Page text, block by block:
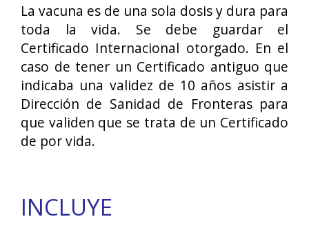
La vacuna es de una sola dosis y dura para
toda la vida. Se debe guardar el
Certificado Internacional otorgado. En el
caso de tener un Certificado antiguo que
indicaba una validez de 10 años asistir a
Dirección de Sanidad de Fronteras para
que validen que se trata de un Certificado
de por vida.
INCLUYE